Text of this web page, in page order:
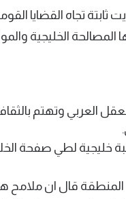
ثابتة تجاه القضايا
المصالحة الخليجية
العربي وتهتم
خليجية لطي صفحة
قال ان ملامح